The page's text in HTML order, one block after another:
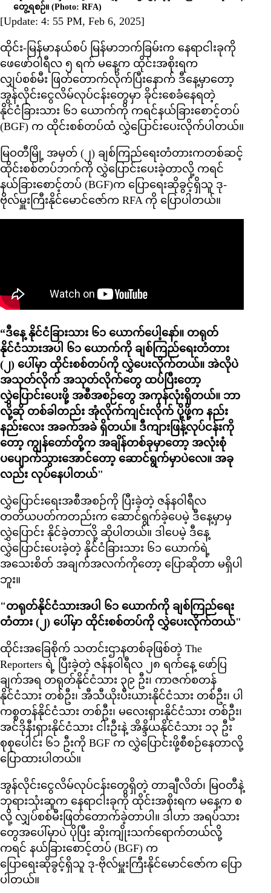
တွေ့ရစဉ်။(Photo: RFA)
[Update: 4: 55 PM, Feb 6, 2025]
ထိုင်း-မြန်မာနယ်စပ် မြန်မာဘက်ခြမ်းက နေရာငါးခုကို
ဖေဖော်ဝါရီလ ၅ ရက် မနေ့က ထိုင်းအစိုးရက
လျှပ်စစ်မီး ဖြတ်တောက်လိုက်ပြီးနောက် ဒီနေ့မှာတော့
အွန်လိုင်းငွေလိမ်လုပ်ငန်းတွေမှာ ခိုင်းစေခံနေရတဲ့
နိုင်ငံခြားသား ၆၁ ယောက်ကို ကရင်နယ်ခြားစောင့်တပ်
(BGF) က ထိုင်းစစ်တပ်ထံ လွှဲပြောင်းပေးလိုက်ပါတယ်။
မြဝတီမြို့ အမှတ် (၂) ချစ်ကြည်ရေးတံတားကတစ်ဆင့်
ထိုင်းစစ်တပ်ဘက်ကို လွှဲပြောင်းပေးခဲ့တာလို့ ကရင်
နယ်ခြားစောင့်တပ် (BGF)က ပြောရေးဆိုခွင့်ရှိသူ ဒု-
ဗိုလ်မှူးကြီးနိုင်မောင်ဇော်က RFA ကို ပြောပါတယ်။
“ဒီနေ့ နိုင်ငံခြားသား ၆၁ ယောက်ပေါ့နော်။ တရုတ်
နိုင်ငံသားအပါ ၆၁ ယောက်ကို ချစ်ကြည်ရေးတံတား
(၂) ပေါ်မှာ ထိုင်းစစ်တပ်ကို လွှဲပေးလိုက်တယ်။ အဲလိုပဲ
အသုတ်လိုက် အသုတ်လိုက်တွေ ထပ်ပြီးတော့
လွှဲပြောင်းပေးဖို့ အစီအစဉ်တွေ အကုန်လုံးရှိတယ်။ ဘာ
လို့ဆို တစ်ခါတည်း အုံလိုက်ကျင်းလိုက် ပို့ဖို့က နည်း
နည်းလေး အခက်အခဲ ရှိတယ်။ ဒီကျားဖြန့်လုပ်ငန်းကို
တော့ ကျွန်တော်တို့က အချိန်တစ်ခုမှာတော့ အလုံးစုံ
ပပျောက်သွားအောင်တော့ ဆောင်ရွက်မှာပဲလေ။ အခု
လည်း လုပ်နေပါတယ်"
လွှဲပြောင်းရေးအစီအစဉ်ကို ပြီးခဲ့တဲ့ ဇန်နဝါရီလ
တတိယပတ်ကတည်းက ဆောင်ရွက်ခဲ့ပေမဲ့ ဒီနေ့မှာမှ
လွှဲပြောင်း နိုင်ခဲ့တာလို့ ဆိုပါတယ်။ ဒါပေမဲ့ ဒီနေ့
လွှဲပြောင်းပေးခဲ့တဲ့ နိုင်ငံခြားသား ၆၁ ယောက်ရဲ့
အသေးစိတ် အချက်အလက်ကိုတော့ ပြောဆိုတာ မရှိပါ
ဘူး။
"တရုတ်နိုင်ငံသားအပါ ၆၁ ယောက်ကို ချစ်ကြည်ရေး
တံတား (၂) ပေါ်မှာ ထိုင်းစစ်တပ်ကို လွှဲပေးလိုက်တယ်"
ထိုင်းအခြေစိုက် သတင်းဌာနတစ်ခုဖြစ်တဲ့ The
Reporters ရဲ့ ပြီးခဲ့တဲ့ ဇန်နဝါရီလ ၂၈ ရက်နေ့ ဖော်ပြ
ချက်အရ တရုတ်နိုင်ငံသား ၃၉ ဦး၊ ကာဇက်စတန်
နိုင်ငံသား တစ်ဦး၊ အီသီယိုးပီးယားနိုင်ငံသား တစ်ဦး၊ ပါ
ကစ္စတန်နိုင်ငံသား တစ်ဦး၊ မလေးရှားနိုင်ငံသား တစ်ဦး၊
အင်ဒိုနီးရှားနိုင်ငံသား ငါးဦးနဲ့ အိန္ဒိယနိုင်ငံသား ၁၃ ဦး
စုစုပေါင်း ၆၁ ဦးကို BGF က လွှဲပြောင်းဖို့စီစဉ်နေတာလို့
ပြောထားပါတယ်။
အွန်လိုင်းငွေလိမ်လုပ်ငန်းတွေရှိတဲ့ တာချီလိတ်၊ မြဝတီနဲ့
ဘုရားသုံးဆူက နေရာငါးခုကို ထိုင်းအစိုးရက မနေ့က စ
လို့ လျှပ်စစ်မီးဖြတ်တောက်ခဲ့တာပါ။ ဒါဟာ အရပ်သား
တွေအပေါ်မှာပဲ ပိုပြီး ဆိုးကျိုးသက်ရောက်တယ်လို့
ကရင် နယ်ခြားစောင့်တပ် (BGF) က
ပြောရေးဆိုခွင့်ရှိသူ ဒု-ဗိုလ်မှူးကြီးနိုင်မောင်ဇော်က ပြော
ပါတယ်။